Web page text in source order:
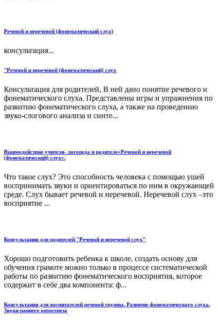
Речевой и неречевой (фонематический слух)
консультация...
"Речевой и неречевой (фонематический) слух
Консультация для родителей, В ней дано понятие речевого и
фонематического слуха. Представлены игры и упражнения по
развитию фонематического слуха, а также на проведению
звуко-слогового анализа и синте...
Взаимодействие учителя- логопеда и родителе«Речевой и неречевой
(фонематический) слух».
Что такое слух? Это способность человека с помощью ушей
воспринимать звуки и ориентироваться по ним в окружающей
среде. Слух бывает речевой и неречевой. Неречевой слух –это
восприятие ...
Консультация для родителей "Речевой и неречевой слух"
Хорошо подготовить ребенка к школе, создать основу для
обучения грамоте можно только в процессе систематической
работы по развитию фонематического восприятия, которое
содержит в себе два компонента: ф...
Консультация для воспитателей речевой группы. Развитие фонематического слуха.
Звуки раннего онтогенеза